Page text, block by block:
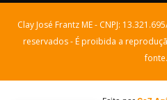
Clay José Frantz ME - CNPJ:
reservados - É proibida a
fonte.